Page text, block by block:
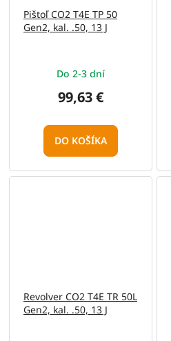
Pištoľ CO2 T4E TP 50
Gen2, kal. .50, 13 J
Do 2-3 dní
99,63 €
DO KOŠÍKA
Revolver CO2 T4E TR 50L
Gen2, kal. .50, 13 J